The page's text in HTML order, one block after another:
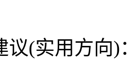
(实用方向)